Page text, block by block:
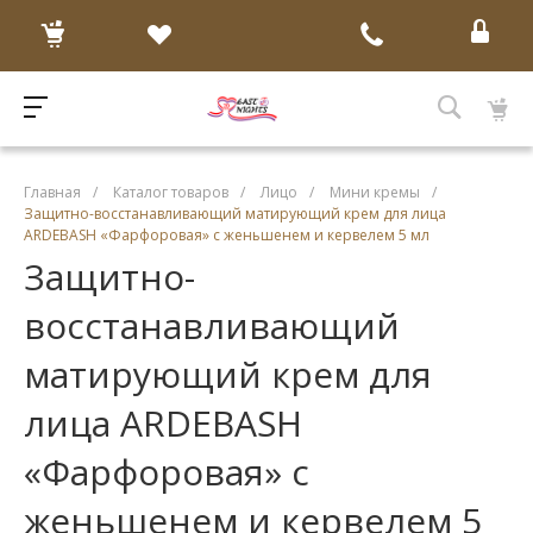
Главная / Каталог товаров / Лицо / Мини кремы
/
Защитно-восстанавливающий матирующий крем для лица
ARDEBASH «Фарфоровая» с женьшенем и кервелем 5 мл
Защитно-
восстанавливающий
матирующий крем для
лица ARDEBASH
«Фарфоровая» с
женьшенем и кервелем 5